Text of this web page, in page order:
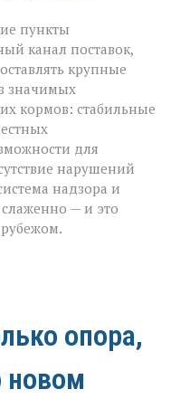
пункты
канал поставок,
крупные
значимых
кормов: стабильные
для
нарушений
надзора и
слаженно — и это
опора,
новом